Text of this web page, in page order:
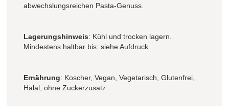
abwechslungsreichen Pasta-Genuss.
Lagerungshinweis: Kühl und trocken lagern.
Mindestens haltbar bis: siehe Aufdruck
Ernährung: Koscher, Vegan, Vegetarisch, Glutenfrei,
Halal, ohne Zuckerzusatz